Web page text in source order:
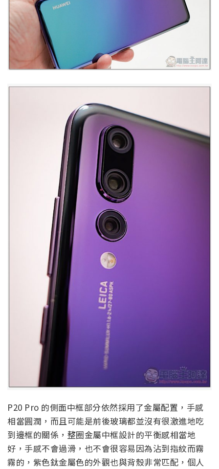
P20 Pro 的側面中框部分依然採用了金屬配置，手感
相當圓潤，而且可能是前後玻璃都並沒有很激進地吃
到邊框的關係，整圈金屬中框設計的平衡感相當地
好，手感不會過滑，也不會很容易因為沾到指紋而霧
霧的，紫色鈦金屬色的外觀也與背殼非常匹配，個人